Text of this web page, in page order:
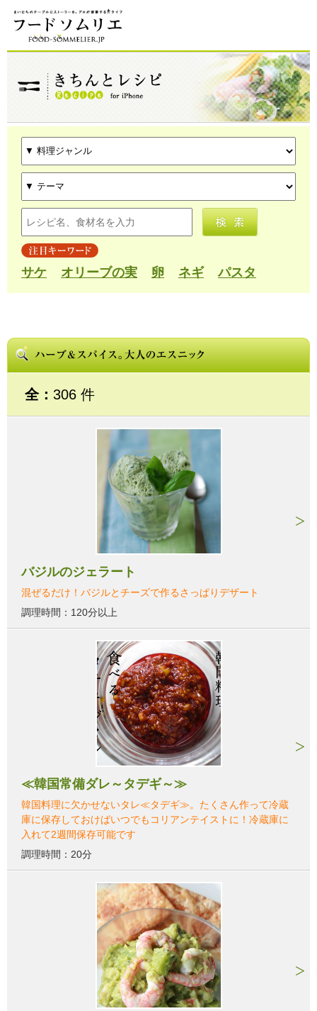
サケ オリーブの実 卵 ネギ パスタ
全：306 件
バジルのジェラート
混ぜるだけ！バジルとチーズで作るさっぱりデザート
調理時間：120分以上
≪韓国常備ダレ～タデギ～≫
韓国料理に欠かせないタレ≪タデギ≫。たくさん作って冷蔵
庫に保存しておけばいつでもコリアンテイストに！冷蔵庫に
入れて2週間保存可能です
調理時間：20分